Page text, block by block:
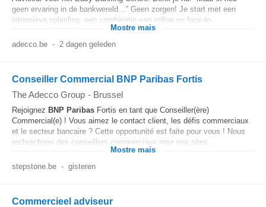
geen ervaring in de bankwereld…” Geen zorgen! Je start met een
intensieve opleiding, een combinatie van online en face-to...
Mostre mais
adecco.be - 2 dagen geleden
Conseiller Commercial BNP Paribas Fortis
The Adecco Group - Brussel
Rejoignez BNP Paribas Fortis en tant que Conseiller(ère)
Commercial(e) ! Vous aimez le contact client, les défis commerciaux
et le secteur bancaire ? Cette opportunité est faite pour vous ! Nous
recherchons des conseillers commerciaux pour nos sites...
Mostre mais
stepstone.be - gisteren
Commercieel adviseur